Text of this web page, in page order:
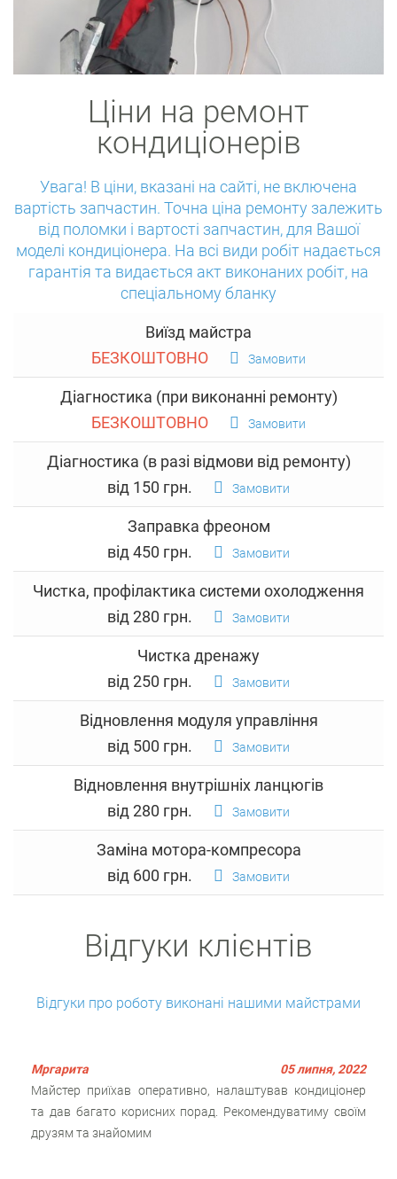
Ціни на ремонт
кондиціонерів
Увага! В ціни, вказані на сайті, не включена
вартість запчастин. Точна ціна ремонту залежить
від поломки і вартості запчастин, для Вашої
моделі кондиціонера. На всі види робіт надається
гарантія та видається акт виконаних робіт, на
спеціальному бланку
Виїзд майстра
БЕЗКОШТОВНО
Замовити
Діагностика (при виконанні ремонту)
БЕЗКОШТОВНО
Замовити
Діагностика (в разі відмови від ремонту)
від 150 грн.
Замовити
Заправка фреоном
від 450 грн.
Замовити
Чистка, профілактика системи охолодження
від 280 грн.
Замовити
Чистка дренажу
від 250 грн.
Замовити
Відновлення модуля управління
від 500 грн.
Замовити
Відновлення внутрішніх ланцюгів
від 280 грн.
Замовити
Заміна мотора-компресора
від 600 грн.
Замовити
Відгуки клієнтів
Відгуки про роботу виконані нашими майстрами
Мргарита
05 липня, 2022
Майстер приїхав оперативно, налаштував кондиціонер
та дав багато корисних порад. Рекомендуватиму своїм
друзям та знайомим